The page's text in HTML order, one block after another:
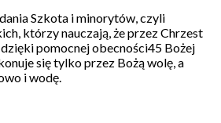
Szkota i minorytów, czyli
którzy nauczają, że przez Chrzest
pomocnej obecności45 Bożej
się tylko przez Bożą wolę, a
i wodę.